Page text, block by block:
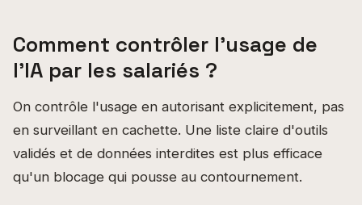
Comment contrôler l'usage de
l'IA par les salariés ?
On contrôle l'usage en autorisant explicitement, pas
en surveillant en cachette. Une liste claire d'outils
validés et de données interdites est plus efficace
qu'un blocage qui pousse au contournement.